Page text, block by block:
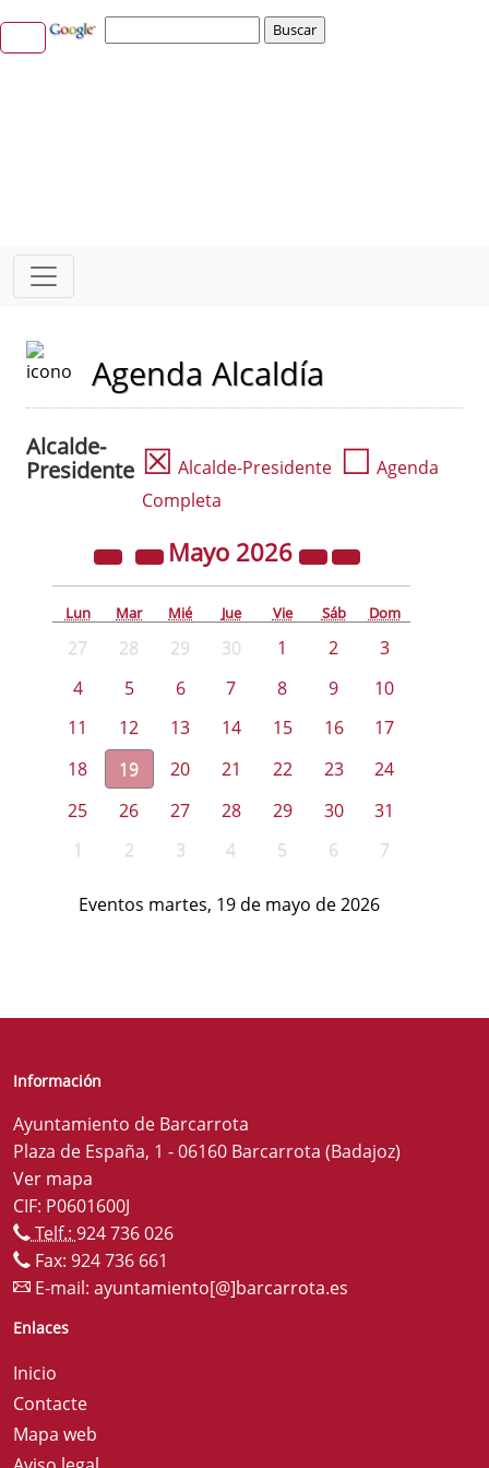
Agenda Alcaldía
Alcalde-
Presidente ☒ Alcalde-Presidente ☐ Agenda
Completa
Mayo 2026
Lun Mar Mié Jue Vie Sáb Dom
27 28 29 30 1 2
3
4
5 6 7 8 9
10
11
12 13 14 15 16
17
18
19 20 21 22 23
24
25
26 27 28 29 30
31
1
2 3 4 5 6 7
Eventos martes, 19 de mayo de 2026
Información
Ayuntamiento de Barcarrota
Plaza de España, 1 - 06160 Barcarrota (Badajoz)
Ver mapa
CIF: P0601600J
Telf.: 924 736 026
Fax: 924 736 661
E-mail: ayuntamiento[@]barcarrota.es
Enlaces
Inicio
Contacte
Mapa web